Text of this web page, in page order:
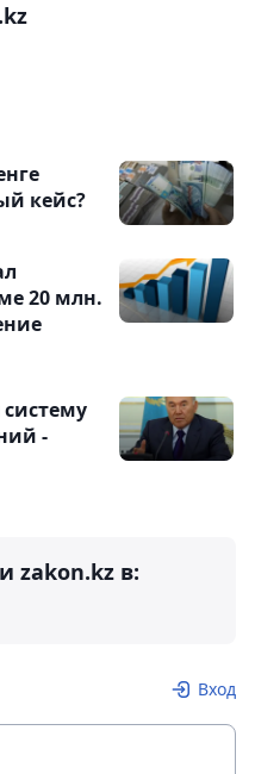
кейс?
20 млн.
-
zakon.kz в:
Вход